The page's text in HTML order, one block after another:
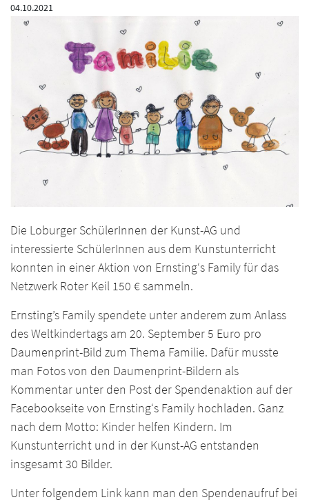
04.10.2021
Die Loburger SchülerInnen der Kunst-AG und
interessierte SchülerInnen aus dem Kunstunterricht
konnten in einer Aktion von Ernsting‘s Family für das
Netzwerk Roter Keil 150 € sammeln.
Ernsting’s Family spendete unter anderem zum Anlass
des Weltkindertags am 20. September 5 Euro pro
Daumenprint-Bild zum Thema Familie. Dafür musste
man Fotos von den Daumenprint-Bildern als
Kommentar unter den Post der Spendenaktion auf der
Facebookseite von Ernsting‘s Family hochladen. Ganz
nach dem Motto: Kinder helfen Kindern. Im
Kunstunterricht und in der Kunst-AG entstanden
insgesamt 30 Bilder.
Unter folgendem Link kann man den Spendenaufruf bei